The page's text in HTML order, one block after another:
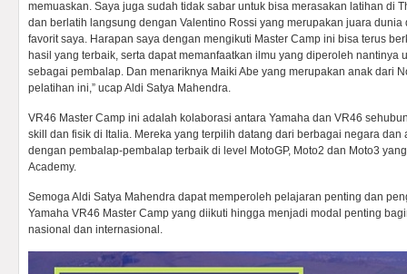
memuaskan. Saya juga sudah tidak sabar untuk bisa merasakan latihan di
dan berlatih langsung dengan Valentino Rossi yang merupakan juara
favorit saya. Harapan saya dengan mengikuti Master Camp ini bisa terus
hasil yang terbaik, serta dapat memanfaatkan ilmu yang diperoleh nantinya
sebagai pembalap. Dan menariknya Maiki Abe yang merupakan anak dari
pelatihan ini,” ucap Aldi Satya Mahendra.
VR46 Master Camp ini adalah kolaborasi antara Yamaha dan VR46
skill dan fisik di Italia. Mereka yang terpilih datang dari berbagai negara
dengan pembalap-pembalap terbaik di level MotoGP, Moto2 dan Moto3
Academy.
Semoga Aldi Satya Mahendra dapat memperoleh pelajaran penting dan
Yamaha VR46 Master Camp yang diikuti hingga menjadi modal penting
nasional dan internasional.